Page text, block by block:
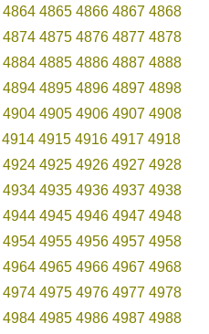
4864 4865 4866 4867 4868
4874 4875 4876 4877 4878
4884 4885 4886 4887 4888
4894 4895 4896 4897 4898
4904 4905 4906 4907 4908
4914 4915 4916 4917 4918
4924 4925 4926 4927 4928
4934 4935 4936 4937 4938
4944 4945 4946 4947 4948
4954 4955 4956 4957 4958
4964 4965 4966 4967 4968
4974 4975 4976 4977 4978
4984 4985 4986 4987 4988